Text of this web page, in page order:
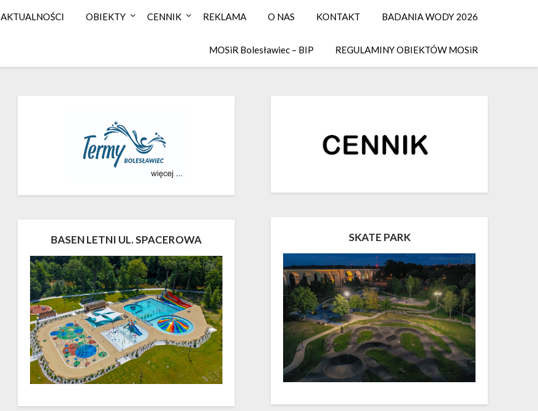
AKTUALNOŚCI OBIEKTY CENNIK REKLAMA O NAS KONTAKT BADANIA WODY 2026
MOSiR Bolesławiec – BIP REGULAMINY OBIEKTÓW MOSiR
BASEN LETNI UL. SPACEROWA SKATE PARK